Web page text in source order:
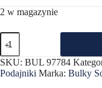
2 w magazynie
ilość
BulkySoft
System
ręcznik
w
SKU: BUL 97784
Podajniki Marka: Bulky